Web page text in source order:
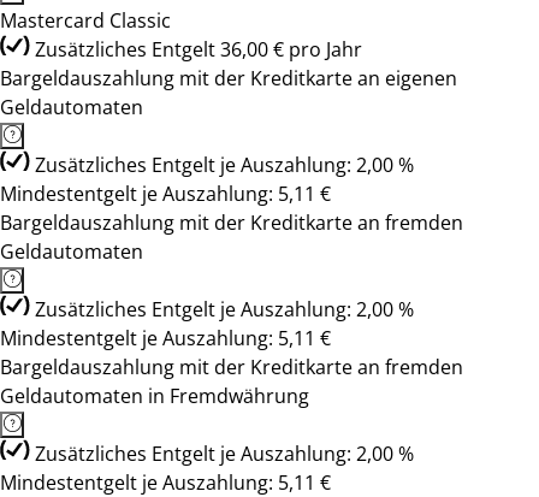
Mastercard Classic
Zusätzliches Entgelt 36,00 € pro Jahr
Bargeldauszahlung mit der Kreditkarte an eigenen
Geldautomaten
Zusätzliches Entgelt je Auszahlung: 2,00 %
Mindestentgelt je Auszahlung: 5,11 €
Bargeldauszahlung mit der Kreditkarte an fremden
Geldautomaten
Zusätzliches Entgelt je Auszahlung: 2,00 %
Mindestentgelt je Auszahlung: 5,11 €
Bargeldauszahlung mit der Kreditkarte an fremden
Geldautomaten in Fremdwährung
Zusätzliches Entgelt je Auszahlung: 2,00 %
Mindestentgelt je Auszahlung: 5,11 €